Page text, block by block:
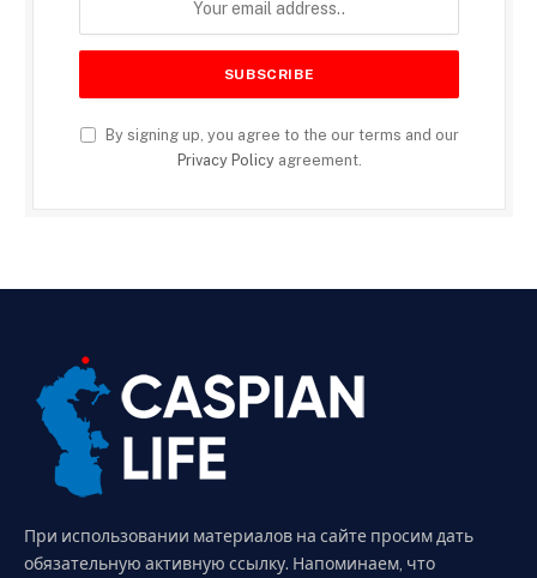
By signing up, you agree to the our terms and our
Privacy Policyagreement.
При использовании материалов на сайте просим дать
обязательную активную ссылку. Напоминаем, что